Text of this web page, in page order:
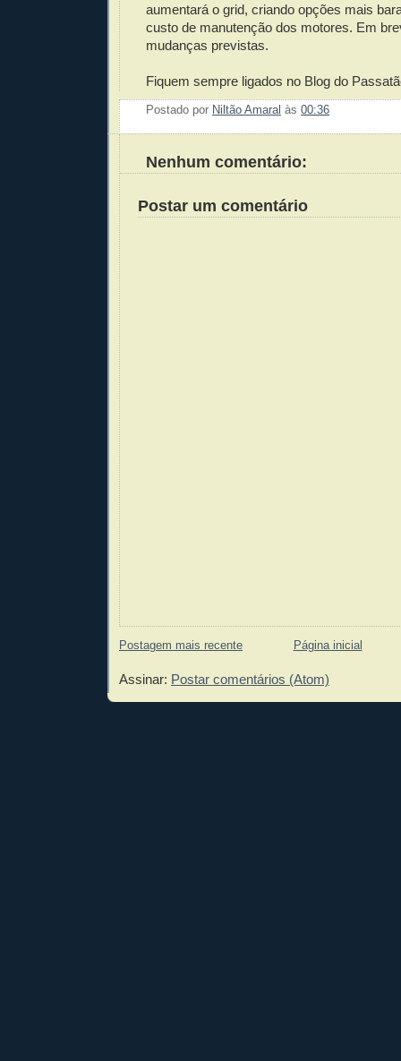
aumentará o grid, criando opções mais
custo de manutenção dos motores. Em
mudanças previstas.
Fiquem sempre ligados no Blog do
Postado por Niltão Amaral às 00:36
Nenhum comentário:
Postar um comentário
Postagem mais recente Página inicial
Assinar: Postar comentários (Atom)